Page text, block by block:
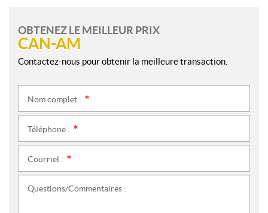
OBTENEZ LE MEILLEUR PRIX
CAN-AM
Contactez-nous pour obtenir la meilleure transaction.
Nom complet :
Téléphone :
Courriel :
Questions/Commentaires :